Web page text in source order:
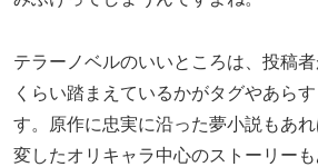
テラーノベルのいいところは、投稿
くらい踏まえているかがタグやあら
す。原作に忠実に沿った夢小説もあ
変したオリキャラ中心のストーリーも